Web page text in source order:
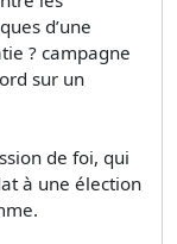
d’une
? campagne
sur un
de foi, qui
à une élection